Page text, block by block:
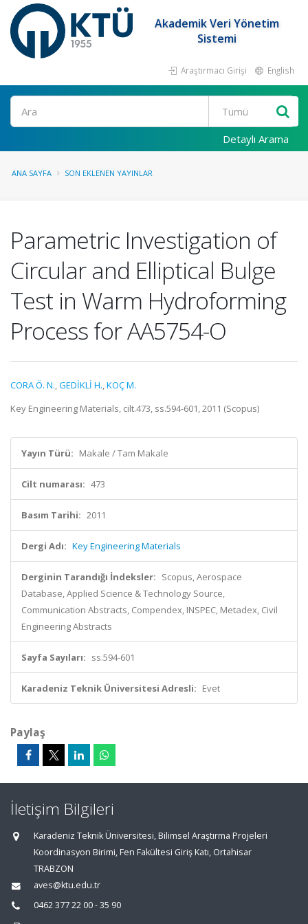
Akademik Veri Yönetim
Sistemi
Araştırmacı Girişi English
Ara
Detaylı Arama
ANA SAYFA SON EKLENEN YAYINLAR
Parametric Investigation of
Circular and Elliptical Bulge
Test in Warm Hydroforming
Process for AA5754-O
CORA Ö. N.,GEDİKLİ H.,KOÇ M.
Key Engineering Materials, cilt.473, ss.594-601, 2011 (Scopus)
Yayın Türü: Makale / Tam Makale
Cilt numarası: 473
Basım Tarihi: 2011
Dergi Adı: Key Engineering Materials
Derginin Tarandığı İndeksler: Scopus, Aerospace
Database, Applied Science & Technology Source,
Communication Abstracts, Compendex, INSPEC, Metadex, Civil
Engineering Abstracts
Sayfa Sayıları: ss.594-601
Karadeniz Teknik Üniversitesi Adresli: Evet
Paylaş
İletişim Bilgileri
Karadeniz Teknik Üniversitesi, Bilimsel Araştırma Projeleri
Koordinasyon Birimi, Fen Fakültesi Giriş Katı, Ortahisar
TRABZON
aves@ktu.edu.tr
0462 377 22 00 - 35 90